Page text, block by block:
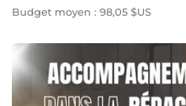
Budget moyen : 98,05 $US